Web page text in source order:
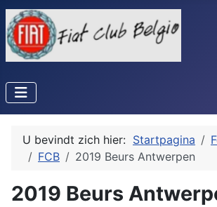
U bevindt zich hier: Startpagina
FCB
2019 Beurs Antwerpen
2019 Beurs